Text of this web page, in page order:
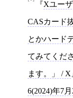
Xユー
CASカード
とかハード
てみてくだ
ます。」 / X
6(2024)年7